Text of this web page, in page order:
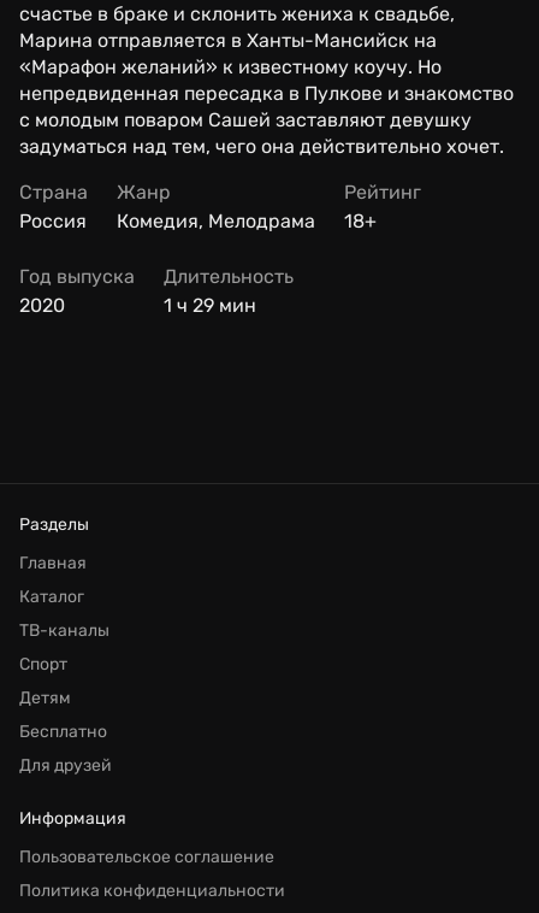
счастье в браке и склонить жениха к свадьбе,
Марина отправляется в Ханты-Мансийск на
«Марафон желаний» к известному коучу. Но
непредвиденная пересадка в Пулкове и знакомство
с молодым поваром Сашей заставляют девушку
задуматься над тем, чего она действительно хочет.
Страна
Россия
Жанр
Комедия, Мелодрама
Рейтинг
18+
Год выпуска
2020
Длительность
1 ч 29 мин
Разделы
Главная
Каталог
ТВ-каналы
Спорт
Детям
Бесплатно
Для друзей
Информация
Пользовательское соглашение
Политика конфиденциальности